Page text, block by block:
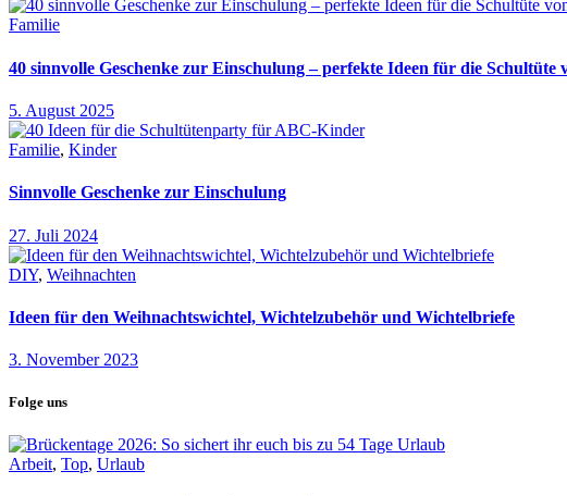
Familie
40 sinnvolle Geschenke zur Einschulung – perfekte Ideen für die
5. August 2025
Familie, Kinder
Sinnvolle Geschenke zur Einschulung
27. Juli 2024
DIY, Weihnachten
Ideen für den Weihnachtswichtel, Wichtelzubehör und Wichtelbriefe
3. November 2023
Folge uns
Arbeit, Top, Urlaub